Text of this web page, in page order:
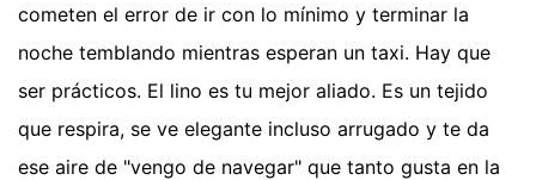
cometen el error de ir con lo mínimo y terminar la
noche temblando mientras esperan un taxi. Hay que
ser prácticos. El lino es tu mejor aliado. Es un tejido
que respira, se ve elegante incluso arrugado y te da
ese aire de "vengo de navegar" que tanto gusta en la